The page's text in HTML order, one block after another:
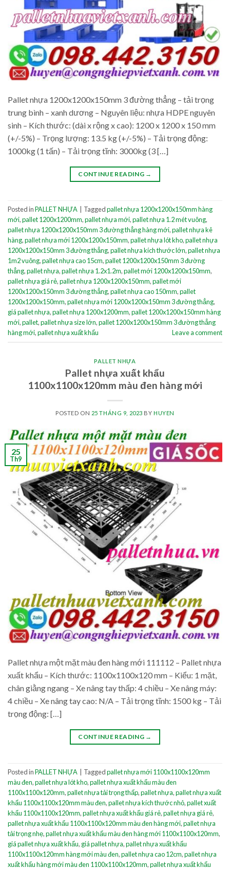
Pallet nhựa 1200x1200x150mm 3 đường thẳng – tải trọng
trung bình – xanh dương – Nguyên liệu: nhựa HDPE nguyên
sinh – Kích thước: (dài x rộng x cao): 1200 x 1200 x 150 mm
(+/-5%) – Trọng lượng: 13.5 kg (+/-5%) – Tải trọng động:
1000kg (1 tấn) – Tải trọng tĩnh: 3000kg (3 […]
CONTINUE READING →
Posted inPALLET NHỰA Taggedpallet nhựa 1200x1200x150mm hàng
mới,pallet 1200x1200mm,pallet nhựa mới,pallet nhựa 1.2 mét vuông,
pallet nhựa 1200x1200x150mm 3 đường thẳng hàng mới,pallet nhựa kê
hàng,pallet nhựa mới 1200x1200x150mm,pallet nhựa lót kho,pallet nhựa
1200x1200x150mm 3 đường thẳng,pallet nhựa kích thước lớn,pallet nhựa
1m2 vuông,pallet nhựa cao 15cm,pallet 1200x1200x150mm 3 đường
thẳng,pallet nhựa,pallet nhựa 1.2x1.2m,pallet mới 1200x1200x150mm,
pallet nhựa giá rẻ,pallet nhựa 1200x1200x150mm,pallet mới
1200x1200x150mm 3 đường thẳng,pallet nhựa cao 150mm,pallet
1200x1200x150mm,pallet nhựa mới 1200x1200x150mm 3 đường thẳng,
giá pallet nhựa,pallet nhựa 1200x1200mm,pallet 1200x1200x150mm hàng
mới,pallet,pallet nhựa size lớn,pallet 1200x1200x150mm 3 đường thẳng
hàng mới,pallet nhựa xuất khẩu Leave a comment
PALLET NHỰA
Pallet nhựa xuất khẩu
1100x1100x120mm màu đen hàng mới
POSTED ON 25 THÁNG 9, 2023 BY HUYEN
25
Th9
Pallet nhựa một mặt màu đen hàng mới 111112 – Pallet nhựa
xuất khẩu – Kích thước: 1100x1100x120 mm – Kiểu: 1 mặt,
chân giằng ngang – Xe nâng tay thấp: 4 chiều – Xe nâng máy:
4 chiều – Xe nâng tay cao: N/A – Tải trọng tĩnh: 1500 kg – Tải
trọng động: […]
CONTINUE READING →
Posted inPALLET NHỰA Taggedpallet nhựa mới 1100x1100x120mm
màu đen,pallet nhựa lót kho,pallet nhựa xuất khẩu màu đen
1100x1100x120mm,pallet nhựa tải trọng thấp,pallet nhựa,pallet nhựa xuất
khẩu 1100x1100x120mm màu đen,pallet nhựa kích thước nhỏ,pallet xuất
khẩu 1100x1100x120mm,pallet nhựa xuất khẩu giá rẻ,pallet nhựa giá rẻ,
pallet nhựa xuất khẩu 1100x1100x120mm màu đen hàng mới,pallet nhựa
tải trọng nhẹ,pallet nhựa xuất khẩu màu đen hàng mới 1100x1100x120mm,
giá pallet nhựa xuất khẩu, giá pallet nhựa,pallet nhựa xuất khẩu
1100x1100x120mm hàng mới màu đen,pallet nhựa cao 12cm,pallet nhựa
xuất khẩu hàng mới màu đen 1100x1100x120mm,pallet nhựa xuất khẩu